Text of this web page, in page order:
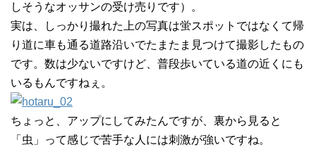
しそうなオッサンの受け売りです）。
実は、しっかり撮れた上の写真は蛍スポットではなくて帰
り道に車も通る道路沿いでたまたま見つけて撮影したもの
です。数は少ないですけど、普段歩いている道の近くにも
いるもんですねぇ。
ちょっと、アップにしてみたんですが、裏から見ると
「虫」って感じで苦手な人には刺激が強いですね。